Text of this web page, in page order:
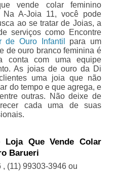
vende colar feminino
A-Joia 11, você pode
ao se tratar de Joias, a
serviços como Encontre
de Ouro Infantil
para um
de ouro branco feminina é
conta com uma equipe
As joias de ouro da Di
uma joia que não
do tempo e que agrega, e
outras. Não deixe de
cada uma de suas
Que Vende Colar
Barueri
, (11) 99303-3946 ou